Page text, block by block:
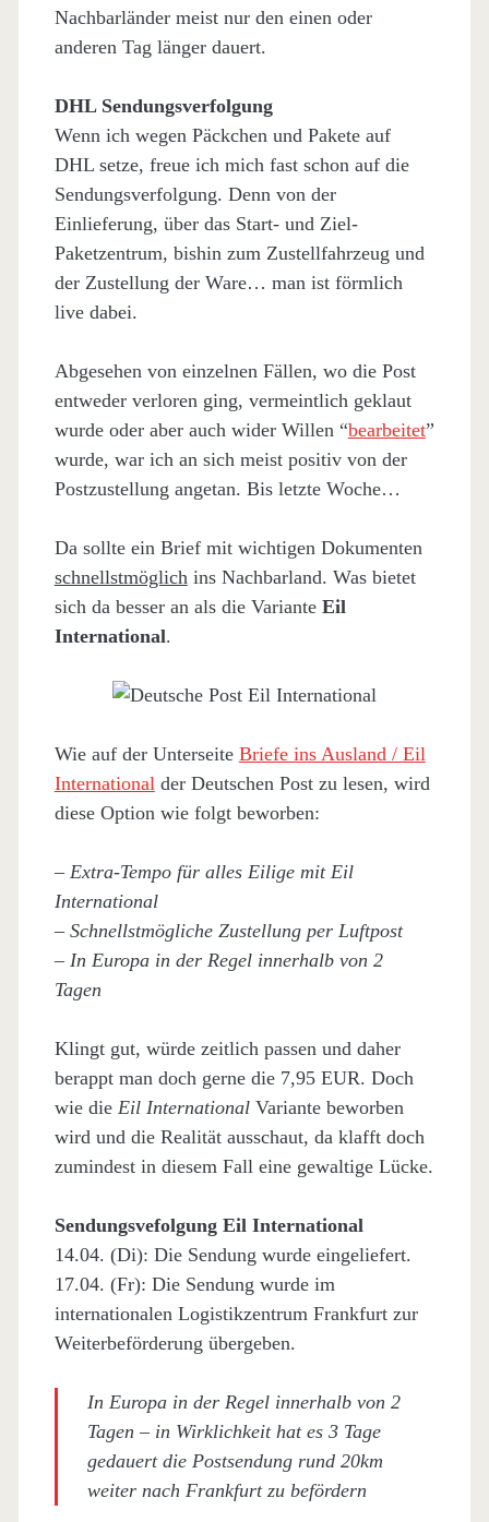
Nachbarländer meist nur den einen oder
anderen Tag länger dauert.
DHL Sendungsverfolgung
Wenn ich wegen Päckchen und Pakete auf
DHL setze, freue ich mich fast schon auf die
Sendungsverfolgung. Denn von der
Einlieferung, über das Start- und Ziel-
Paketzentrum, bishin zum Zustellfahrzeug und
der Zustellung der Ware… man ist förmlich
live dabei.
Abgesehen von einzelnen Fällen, wo die Post
entweder verloren ging, vermeintlich geklaut
wurde oder aber auch wider Willen “bearbeitet”
wurde, war ich an sich meist positiv von der
Postzustellung angetan. Bis letzte Woche…
Da sollte ein Brief mit wichtigen Dokumenten
schnellstmöglichins Nachbarland. Was bietet
sich da besser an als die Variante Eil
International.
Wie auf der Unterseite Briefe ins Ausland / Eil
Internationalder Deutschen Post zu lesen, wird
diese Option wie folgt beworben:
– Extra-Tempo für alles Eilige mit Eil
International
– Schnellstmögliche Zustellung per Luftpost
– In Europa in der Regel innerhalb von 2
Tagen
Klingt gut, würde zeitlich passen und daher
berappt man doch gerne die 7,95 EUR. Doch
wie die Eil International Variante beworben
wird und die Realität ausschaut, da klafft doch
zumindest in diesem Fall eine gewaltige Lücke.
Sendungsvefolgung Eil International
14.04. (Di): Die Sendung wurde eingeliefert.
17.04. (Fr): Die Sendung wurde im
internationalen Logistikzentrum Frankfurt zur
Weiterbeförderung übergeben.
In Europa in der Regel innerhalb von 2
Tagen – in Wirklichkeit hat es 3 Tage
gedauert die Postsendung rund 20km
weiter nach Frankfurt zu befördern